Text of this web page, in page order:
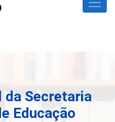
da Secretaria
Educação